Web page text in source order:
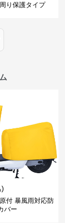
り保護タイプ
)
付 暴風雨対応防
バー